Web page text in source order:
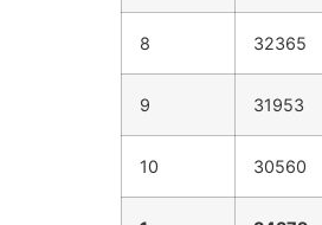
8 32365
9 31953
10 30560